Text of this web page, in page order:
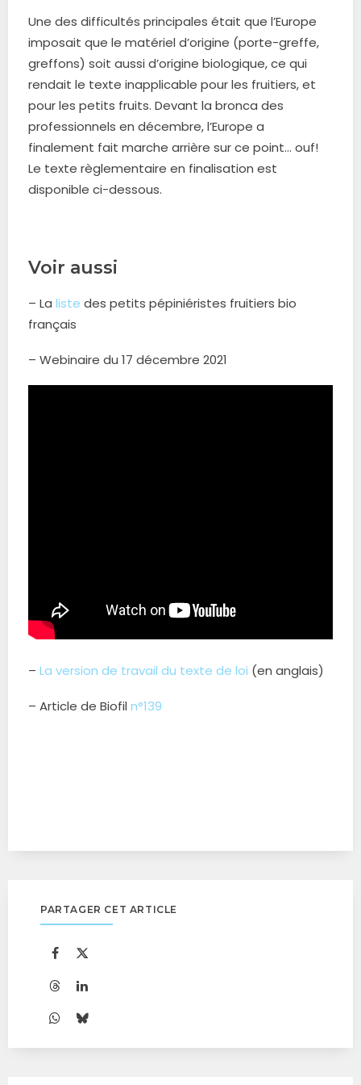
Une des difficultés principales était que l’Europe
imposait que le matériel d’origine (porte-greffe,
greffons) soit aussi d’origine biologique, ce qui
rendait le texte inapplicable pour les fruitiers, et
pour les petits fruits. Devant la bronca des
professionnels en décembre, l’Europe a
finalement fait marche arrière sur ce point… ouf!
Le texte règlementaire en finalisation est
disponible ci-dessous.
Voir aussi
– La liste des petits pépiniéristes fruitiers bio
français
– Webinaire du 17 décembre 2021
– La version de travail du texte de loi (en anglais)
– Article de Biofil n°139
PARTAGER CET ARTICLE